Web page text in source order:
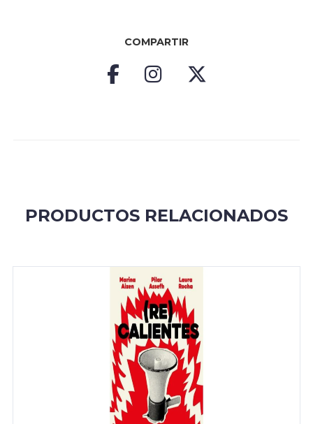
COMPARTIR
PRODUCTOS RELACIONADOS